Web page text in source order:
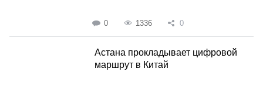
0 1336 0
Астана прокладывает цифровой
маршрут в Китай